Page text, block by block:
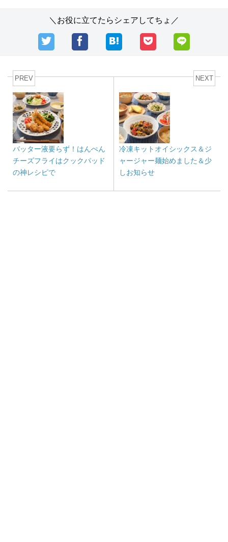
＼お役に立てたらシェアしてちょ／
PREV
バッター液要らず！はんぺん
チーズフライはクックパッド
の神レシピで
NEXT
冷凍キットオイシックス＆ジ
ャージャー麺始めました＆少
しお知らせ